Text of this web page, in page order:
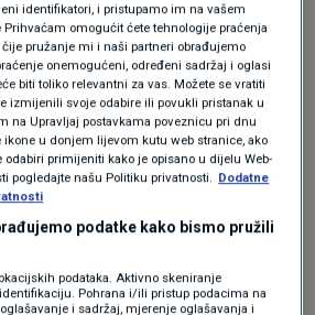
stomatolozi s
rastom na
identifikatori, i pristupamo im na vašem
omogućit ćete tehnologije praćenja
pružanje mi i naši partneri obrađujemo
onemogućeni, određeni sadržaj i oglasi
biti toliko relevantni za vas. Možete se vratiti
izmijenili svoje odabire ili povukli pristanak u
na Upravljaj postavkama poveznicu pri dnu
u donjem lijevom kutu web stranice, ako
odabiri primijeniti kako je opisano u dijelu Web-
pogledajte našu Politiku privatnosti. Dodatne
podatke kako bismo pružili
podataka. Aktivno skeniranje
Pohrana i/ili pristup podacima na
i sadržaj, mjerenje oglašavanja i